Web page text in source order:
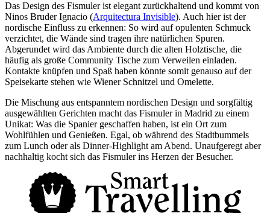
Das Design des Fismuler ist elegant zurückhaltend und kommt von
Ninos Bruder Ignacio (Arquitectura Invisible). Auch hier ist der
nordische Einfluss zu erkennen: So wird auf opulenten Schmuck
verzichtet, die Wände sind tragen ihre natürlichen Spuren.
Abgerundet wird das Ambiente durch die alten Holztische, die
häufig als große Community Tische zum Verweilen einladen.
Kontakte knüpfen und Spaß haben könnte somit genauso auf der
Speisekarte stehen wie Wiener Schnitzel und Omelette.
Die Mischung aus entspanntem nordischen Design und sorgfältig
ausgewählten Gerichten macht das Fismuler in Madrid zu einem
Unikat: Was die Spanier geschaffen haben, ist ein Ort zum
Wohlfühlen und Genießen. Egal, ob während des Stadtbummels
zum Lunch oder als Dinner-Highlight am Abend. Unaufgeregt aber
nachhaltig kocht sich das Fismuler ins Herzen der Besucher.